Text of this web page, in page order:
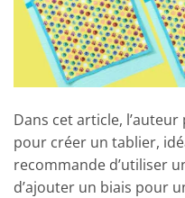
Dans cet article,
pour créer un tablier,
recommande d’utiliser
d’ajouter un biais pour